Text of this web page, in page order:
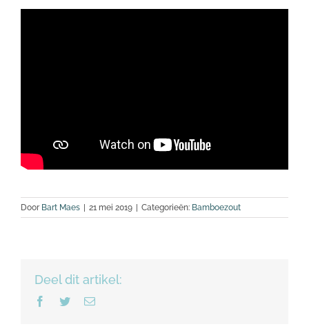
Door Bart Maes 21 mei 2019 Categorieën: Bamboezout
Deel dit artikel:
Facebook
TwitterE-